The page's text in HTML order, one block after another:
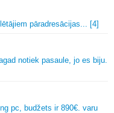
pāradresācijas.
[4]
notiek pasaule, jo es biju.
pc, budžets ir 890€. varu